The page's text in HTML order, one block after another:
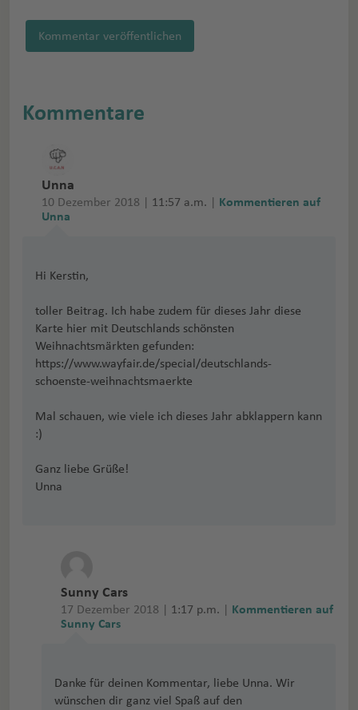
Kommentar veröffentlichen
Kommentare
Unna
10 Dezember 2018 | 11:57 a.m.
Kommentieren auf
Unna
Hi Kerstin,
toller Beitrag. Ich habe zudem für dieses Jahr diese
Karte hier mit Deutschlands schönsten
Weihnachtsmärkten gefunden:
https://www.wayfair.de/special/deutschlands-
schoenste-weihnachtsmaerkte
Mal schauen, wie viele ich dieses Jahr abklappern kann
:)
Ganz liebe Grüße!
Unna
Sunny Cars
17 Dezember 2018 | 1:17 p.m.
Kommentieren auf
Sunny Cars
Danke für deinen Kommentar, liebe Unna. Wir
wünschen dir ganz viel Spaß auf den